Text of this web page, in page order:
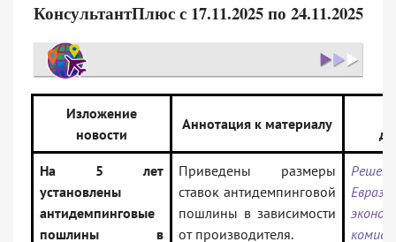
КонсультантПлюс с 17.11.2025 по 24.11.2025
Изложение
новости
Аннотация к материалу
На 5 лет
установлены
антидемпинговые
пошлины в
Приведены размеры
ставок антидемпинговой
пошлины в зависимости
от производителя.